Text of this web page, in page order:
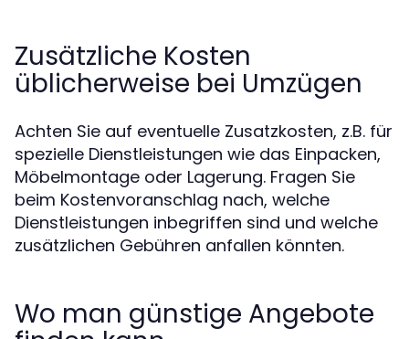
Zusätzliche Kosten
üblicherweise bei Umzügen
Achten Sie auf eventuelle Zusatzkosten, z.B. für
spezielle Dienstleistungen wie das Einpacken,
Möbelmontage oder Lagerung. Fragen Sie
beim Kostenvoranschlag nach, welche
Dienstleistungen inbegriffen sind und welche
zusätzlichen Gebühren anfallen könnten.
Wo man günstige Angebote